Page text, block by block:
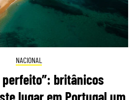
NACIONAL
perfeito”: britânicos
lugar em Portugal um